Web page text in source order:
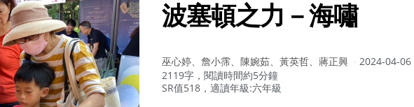
波塞頓之力－海嘯
作
者：
巫心婷、詹小霈、陳婉茹、黃英哲、蔣正興
2024-04-06
2119字，閱讀時間約5分鐘
SR值518，適讀年級:六年級